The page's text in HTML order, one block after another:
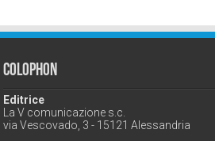
Colophon
Editrice
La V comunicazione s.c.
via Vescovado, 3 - 15121 Alessandria